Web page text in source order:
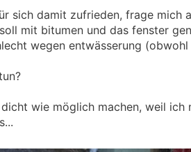
sich damit zufrieden, frage mich
mit bitumen und das fenster
wegen entwässerung
wie möglich machen, weil ich